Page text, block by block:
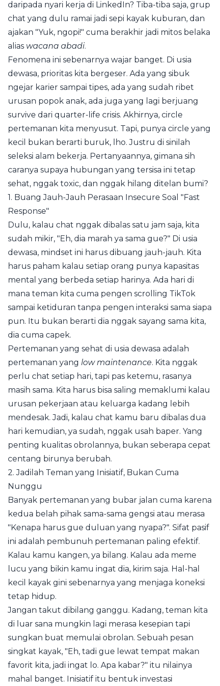
daripada nyari kerja di LinkedIn? Tiba-tiba saja, grup
chat yang dulu ramai jadi sepi kayak kuburan, dan
ajakan "Yuk, ngopi!" cuma berakhir jadi mitos belaka
alias wacana abadi.
Fenomena ini sebenarnya wajar banget. Di usia
dewasa, prioritas kita bergeser. Ada yang sibuk
ngejar karier sampai tipes, ada yang sudah ribet
urusan popok anak, ada juga yang lagi berjuang
survive dari quarter-life crisis. Akhirnya, circle
pertemanan kita menyusut. Tapi, punya circle yang
kecil bukan berarti buruk, lho. Justru di sinilah
seleksi alam bekerja. Pertanyaannya, gimana sih
caranya supaya hubungan yang tersisa ini tetap
sehat, nggak toxic, dan nggak hilang ditelan bumi?
1. Buang Jauh-Jauh Perasaan Insecure Soal "Fast
Response"
Dulu, kalau chat nggak dibalas satu jam saja, kita
sudah mikir, "Eh, dia marah ya sama gue?" Di usia
dewasa, mindset ini harus dibuang jauh-jauh. Kita
harus paham kalau setiap orang punya kapasitas
mental yang berbeda setiap harinya. Ada hari di
mana teman kita cuma pengen scrolling TikTok
sampai ketiduran tanpa pengen interaksi sama siapa
pun. Itu bukan berarti dia nggak sayang sama kita,
dia cuma capek.
Pertemanan yang sehat di usia dewasa adalah
pertemanan yang low maintenance. Kita nggak
perlu chat setiap hari, tapi pas ketemu, rasanya
masih sama. Kita harus bisa saling memaklumi kalau
urusan pekerjaan atau keluarga kadang lebih
mendesak. Jadi, kalau chat kamu baru dibalas dua
hari kemudian, ya sudah, nggak usah baper. Yang
penting kualitas obrolannya, bukan seberapa cepat
centang birunya berubah.
2. Jadilah Teman yang Inisiatif, Bukan Cuma
Nunggu
Banyak pertemanan yang bubar jalan cuma karena
kedua belah pihak sama-sama gengsi atau merasa
"Kenapa harus gue duluan yang nyapa?". Sifat pasif
ini adalah pembunuh pertemanan paling efektif.
Kalau kamu kangen, ya bilang. Kalau ada meme
lucu yang bikin kamu ingat dia, kirim saja. Hal-hal
kecil kayak gini sebenarnya yang menjaga koneksi
tetap hidup.
Jangan takut dibilang ganggu. Kadang, teman kita
di luar sana mungkin lagi merasa kesepian tapi
sungkan buat memulai obrolan. Sebuah pesan
singkat kayak, "Eh, tadi gue lewat tempat makan
favorit kita, jadi ingat lo. Apa kabar?" itu nilainya
mahal banget. Inisiatif itu bentuk investasi